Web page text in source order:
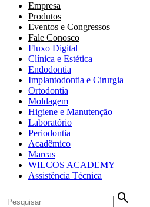
Empresa
Produtos
Eventos e Congressos
Fale Conosco
Fluxo Digital
Clínica e Estética
Endodontia
Implantodontia e Cirurgia
Ortodontia
Moldagem
Higiene e Manutenção
Laboratório
Periodontia
Acadêmico
Marcas
WILCOS ACADEMY
Assistência Técnica
search